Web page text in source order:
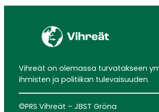
Vihreät on olemassa turvatakseen
ihmisten ja politiikan tulevaisuuden.
©PRS Vihreät – JBST Gröna